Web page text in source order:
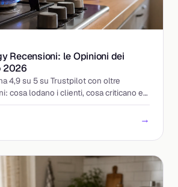
Recensioni: le Opinioni dei
2026
4,9 su 5 su Trustpilot con oltre
cosa lodano i clienti, cosa criticano e
prima di attivare.
→